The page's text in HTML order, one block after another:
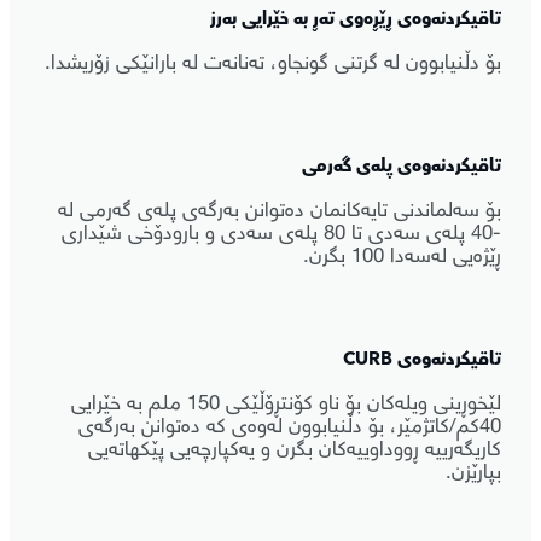
تاقیکردنەوەی ڕێڕەوی تەڕ بە خێرایی بەرز
بۆ دڵنیابوون لە گرتنی گونجاو، تەنانەت لە بارانێکی زۆریشدا.
تاقیکردنەوەی پلەی گەرمی
بۆ سەلماندنی تایەکانمان دەتوانن بەرگەی پلەی گەرمی لە
-40 پلەی سەدی تا 80 پلەی سەدی و بارودۆخی شێداری
ڕێژەیی لەسەدا 100 بگرن.
تاقیکردنەوەی CURB
لێخوڕینی ویلەکان بۆ ناو کۆنتڕۆڵێکی 150 ملم بە خێرایی
40کم/کاتژمێر، بۆ دڵنیابوون لەوەی کە دەتوانن بەرگەی
کاریگەرییە ڕووداوییەکان بگرن و یەکپارچەیی پێکهاتەیی
بپارێزن.